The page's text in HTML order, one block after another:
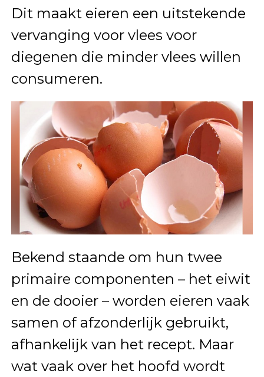
Dit maakt eieren een uitstekende
vervanging voor vlees voor
diegenen die minder vlees willen
consumeren.
Bekend staande om hun twee
primaire componenten – het eiwit
en de dooier – worden eieren vaak
samen of afzonderlijk gebruikt,
afhankelijk van het recept. Maar
wat vaak over het hoofd wordt